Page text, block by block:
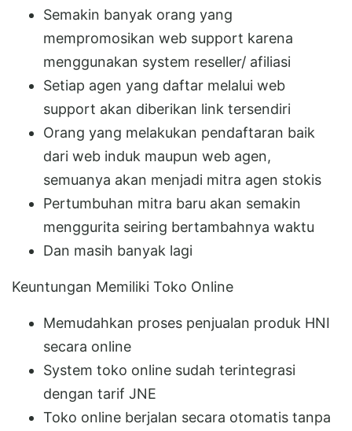
Semakin banyak orang yang
mempromosikan web support karena
menggunakan system reseller/ afiliasi
Setiap agen yang daftar melalui web
support akan diberikan link tersendiri
Orang yang melakukan pendaftaran baik
dari web induk maupun web agen,
semuanya akan menjadi mitra agen stokis
Pertumbuhan mitra baru akan semakin
menggurita seiring bertambahnya waktu
Dan masih banyak lagi
Keuntungan Memiliki Toko Online
Memudahkan proses penjualan produk HNI
secara online
System toko online sudah terintegrasi
dengan tarif JNE
Toko online berjalan secara otomatis tanpa